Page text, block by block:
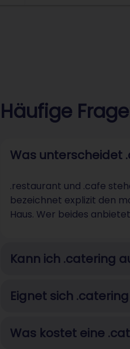
Häufige
Was unterscheidet
.restaurant und .cafe
bezeichnet explizit den
Haus. Wer beides
Kann ich .catering
Eignet sich
Was kostet eine